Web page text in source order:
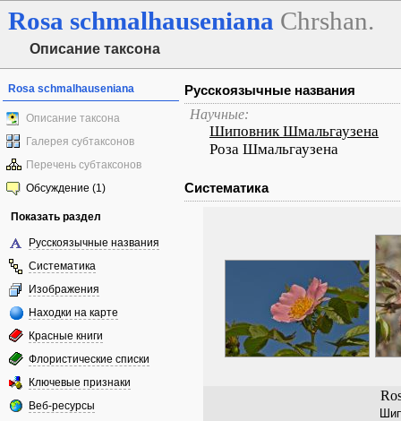
Rosa schmalhauseniana Chrshan.
Описание таксона
Rosa schmalhauseniana
Описание таксона
Галерея субтаксонов
Перечень субтаксонов
Обсуждение (1)
Показать раздел
Русскоязычные названия
Систематика
Изображения
Находки на карте
Красные книги
Флористические списки
Ключевые признаки
Веб-ресурсы
Русскоязычные названия
Научные:
Шиповник Шмальгаузена
Роза Шмальгаузена
Систематика